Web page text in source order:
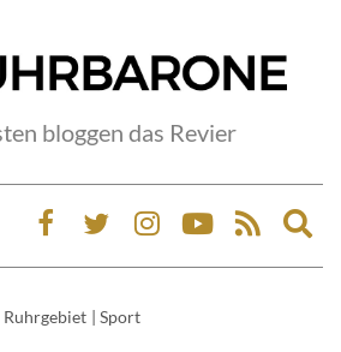
bloggen das Revier
Ruhrgebiet | Sport